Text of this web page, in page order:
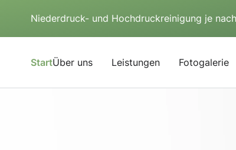
Niederdruck- und Hochdruckreinigung je
StartÜber uns Leistungen Fotogalerie